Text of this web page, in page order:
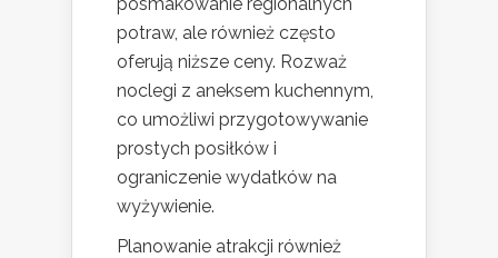
potraw, ale również często
oferują niższe ceny. Rozważ
noclegi z aneksem kuchennym,
co umożliwi przygotowywanie
prostych posiłków i
ograniczenie wydatków na
wyżywienie.
Planowanie atrakcji również